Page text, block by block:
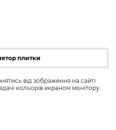
плитки
від зображення на сайті
кольорів екраном монітору.